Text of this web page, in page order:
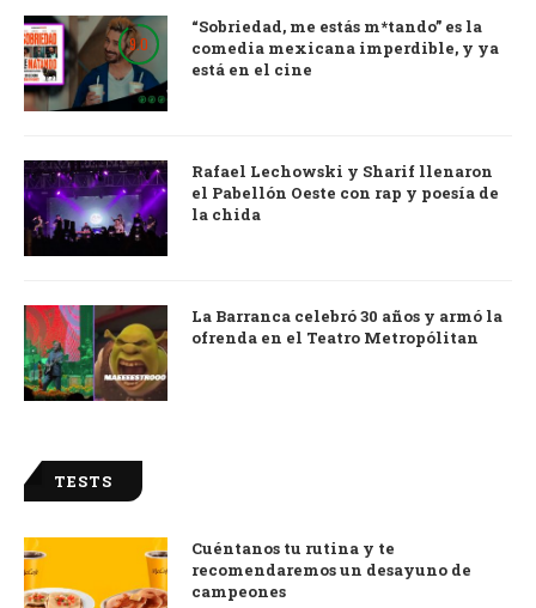
9.0
“Sobriedad, me estás m*tando” es la
comedia mexicana imperdible, y ya
está en el cine
Rafael Lechowski y Sharif llenaron
el Pabellón Oeste con rap y poesía de
la chida
La Barranca celebró 30 años y armó la
ofrenda en el Teatro Metropólitan
TESTS
Cuéntanos tu rutina y te
recomendaremos un desayuno de
campeones